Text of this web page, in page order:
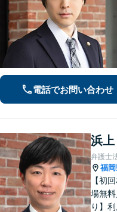
電話でお問い合わせ
浜
弁護士
福
【初
場無
り】